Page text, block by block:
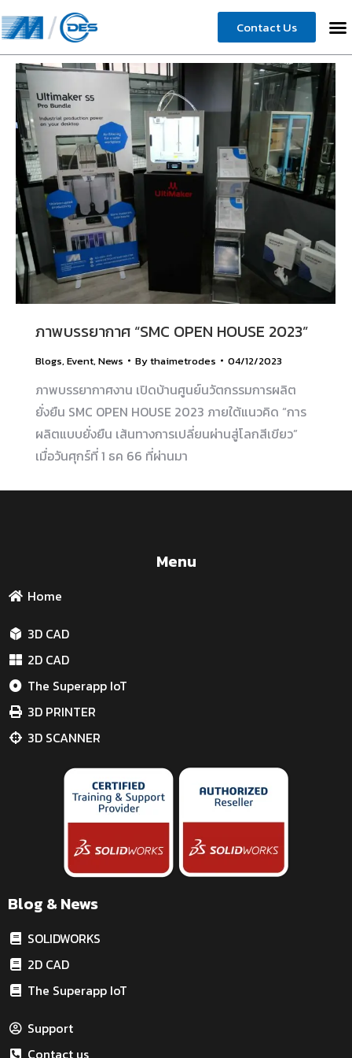
Contact Us
ภาพบรรยากาศ “SMC OPEN HOUSE 2023”
Blogs, Event, News Bythaimetrodes 04/12/2023
ภาพบรรยากาศงาน เปิดบ้านศูนย์นวัตกรรมการผลิต
ยั่งยืน SMC OPEN HOUSE 2023 ภายใต้แนวคิด “การ
ผลิตแบบยั่งยืน เส้นทางการเปลี่ยนผ่านสู่โลกสีเขียว”
เมื่อวันศุกร์ที่ 1 ธค 66 ที่ผ่านมา
Menu
Home
3D CAD
2D CAD
The Superapp IoT
3D PRINTER
3D SCANNER
Blog & News
SOLIDWORKS
2D CAD
The Superapp IoT
Support
Contact us